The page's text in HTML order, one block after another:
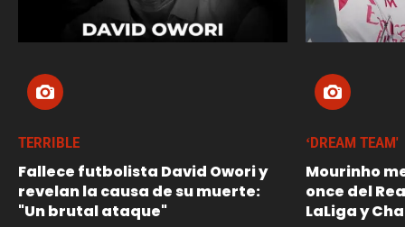
TERRIBLE
Fallece futbolista David Owori y
revelan la causa de su muerte:
"Un brutal ataque"
‘DREAM TEAM'
Mourinho
once del
LaLiga y